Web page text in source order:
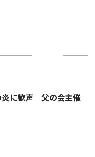
に歓声 父の会主催